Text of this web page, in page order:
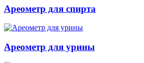
Ареометр для спирта
Ареометр для урины